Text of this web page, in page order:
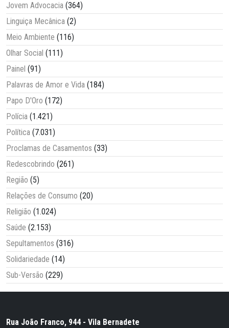
Jovem Advocacia (364)
Linguiça Mecânica (2)
Meio Ambiente (116)
Olhar Social (111)
Painel (91)
Palavras de Amor e Vida (184)
Papo D'Oro (172)
Polícia (1.421)
Política (7.031)
Proclamas de Casamentos (33)
Redescobrindo (261)
Região (5)
Relações de Consumo (20)
Religião (1.024)
Saúde (2.153)
Sepultamentos (316)
Solidariedade (14)
Sub-Versão (229)
Rua João Franco, 944 - Vila Bernadete